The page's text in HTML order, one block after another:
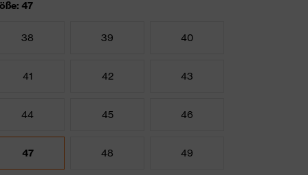
47
38 39 40
41 42 43
44 45 46
47 48 49